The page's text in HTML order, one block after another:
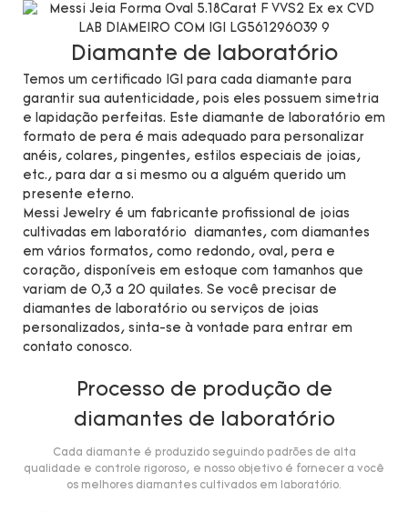
Diamante de laboratório
Temos um certificado IGI para cada diamante para
garantir sua autenticidade, pois eles possuem simetria
e lapidação perfeitas. Este diamante de laboratório em
formato de pera é mais adequado para personalizar
anéis, colares, pingentes, estilos especiais de joias,
etc., para dar a si mesmo ou a alguém querido um
presente eterno.
Messi Jewelry é um fabricante profissional de joias
cultivadas em laboratório diamantes, com diamantes
em vários formatos, como redondo, oval, pera e
coração, disponíveis em estoque com tamanhos que
variam de 0,3 a 20 quilates. Se você precisar de
diamantes de laboratório ou serviços de joias
personalizados, sinta-se à vontade para entrar em
contato conosco.
Processo de produção de
diamantes de laboratório
Cada diamante é produzido seguindo padrões de alta
qualidade e controle rigoroso, e nosso objetivo é fornecer a você
os melhores diamantes cultivados em laboratório.